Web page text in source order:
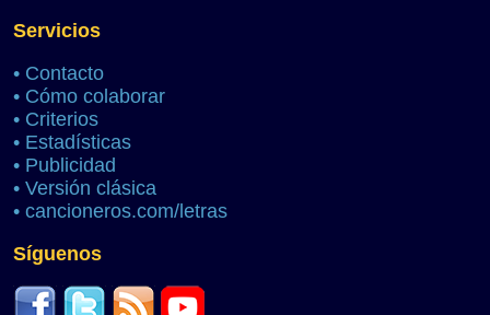
Servicios
• Contacto
• Cómo colaborar
• Criterios
• Estadísticas
• Publicidad
• Versión clásica
• cancioneros.com/letras
Síguenos